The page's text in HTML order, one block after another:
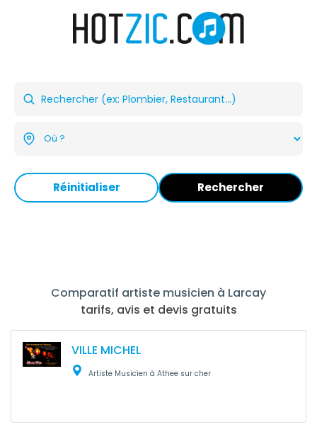
Réinitialiser Rechercher
Comparatif artiste musicien à Larcay
tarifs, avis et devis gratuits
VILLE MICHEL
Artiste Musicien à Athee sur cher